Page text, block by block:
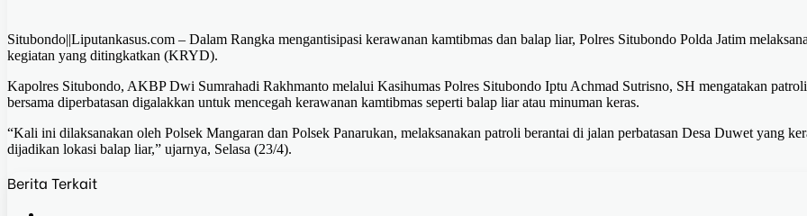
Situbondo||Liputankasus.com – Dalam Rangka mengantisipasi kerawanan kamtibmas dan balap liar, Polres Situbondo Polda Jatim
kegiatan yang ditingkatkan (KRYD).
Kapolres Situbondo, AKBP Dwi Sumrahadi Rakhmanto melalui Kasihumas Polres Situbondo Iptu Achmad Sutrisno, SH mengatakan patroli
bersama diperbatasan digalakkan untuk mencegah kerawanan kamtibmas seperti balap liar atau minuman keras.
“Kali ini dilaksanakan oleh Polsek Mangaran dan Polsek Panarukan, melaksanakan patroli berantai di jalan perbatasan Desa Duwet yang
dijadikan lokasi balap liar,” ujarnya, Selasa (23/4).
Berita Terkait